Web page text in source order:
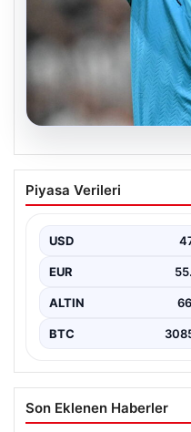
09.08.2026
Beşiktaş ile
Randevusunun
oynayacağı rövanş
kadrosu…
Piyasa Verileri
USD
EUR
ALTIN
BTC
Son Eklenen Haberler